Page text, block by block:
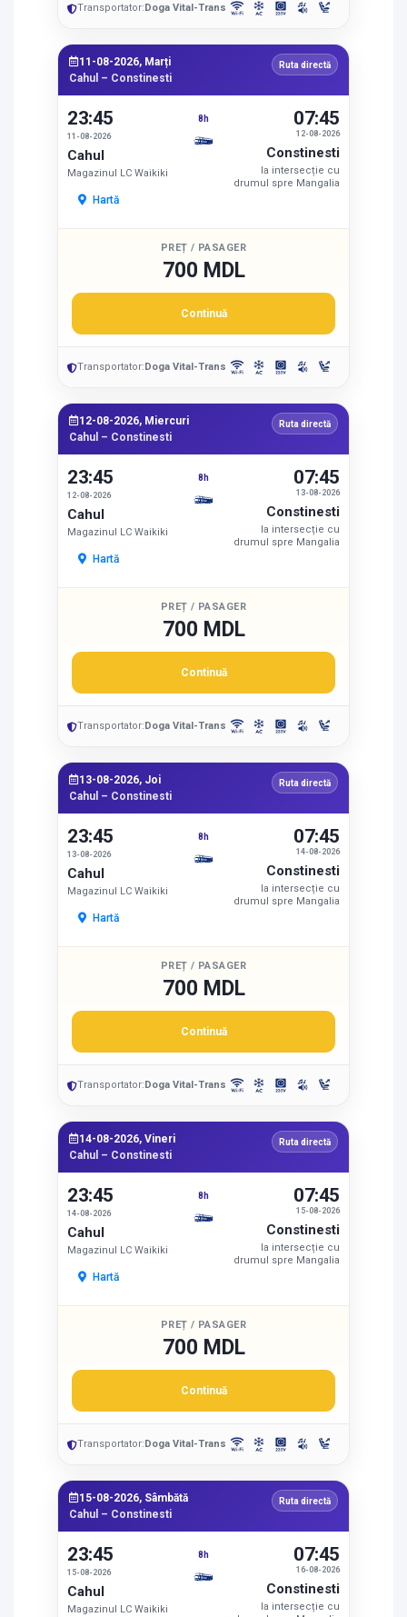
Transportator:Doga Vital-Trans
11-08-2026, Marți
Cahul – Constinesti
Ruta directă
23:45
11-08-2026
Cahul
Magazinul LC Waikiki
Hartă
8h
12-08-2026
07:45
Constinesti
la intersecție cu
drumul spre Mangalia
PREȚ / PASAGER
700 MDL
Continuă
Transportator:Doga Vital-Trans
12-08-2026, Miercuri
Cahul – Constinesti
Ruta directă
23:45
12-08-2026
Cahul
Magazinul LC Waikiki
Hartă
8h
13-08-2026
07:45
Constinesti
la intersecție cu
drumul spre Mangalia
PREȚ / PASAGER
700 MDL
Continuă
Transportator:Doga Vital-Trans
13-08-2026, Joi
Cahul – Constinesti
Ruta directă
23:45
13-08-2026
Cahul
Magazinul LC Waikiki
Hartă
8h
14-08-2026
07:45
Constinesti
la intersecție cu
drumul spre Mangalia
PREȚ / PASAGER
700 MDL
Continuă
Transportator:Doga Vital-Trans
14-08-2026, Vineri
Cahul – Constinesti
Ruta directă
23:45
14-08-2026
Cahul
Magazinul LC Waikiki
Hartă
8h
15-08-2026
07:45
Constinesti
la intersecție cu
drumul spre Mangalia
PREȚ / PASAGER
700 MDL
Continuă
Transportator:Doga Vital-Trans
15-08-2026, Sâmbătă
Cahul – Constinesti
Ruta directă
23:45
15-08-2026
Cahul
Magazinul LC Waikiki
8h
16-08-2026
07:45
Constinesti
la intersecție cu